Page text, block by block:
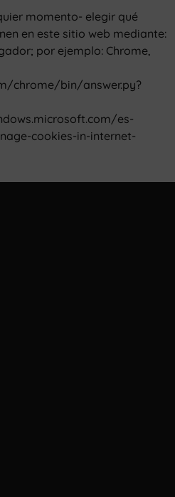
momento- elegir qué
en este sitio web mediante:
por ejemplo: Chrome,
chrome/bin/answer.py?
es-
cookies-in-internet-